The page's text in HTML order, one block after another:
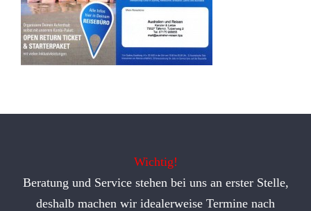
Wichtig!
Beratung und Service stehen bei uns an erster Stelle,
deshalb machen wir idealerweise Termine nach